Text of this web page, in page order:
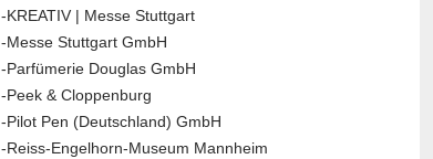
-KREATIV | Messe Stuttgart
-Messe Stuttgart GmbH
-Parfümerie Douglas GmbH
-Peek & Cloppenburg
-Pilot Pen (Deutschland) GmbH
-Reiss-Engelhorn-Museum Mannheim